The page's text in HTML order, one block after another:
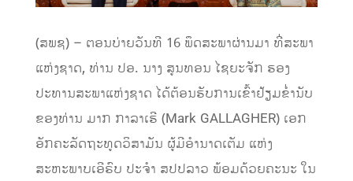
(ສພຊ) – ຕອນບ່າຍວັນທີ 16 ພຶດສະພາຜ່ານມາ ທີ່ສະພາ
ແຫ່ງຊາດ, ທ່ານ ປອ. ນາງ ສູນທອນ ໄຊຍະຈັກ ຮອງ
ປະທານສະພາແຫ່ງຊາດ ໄດ້ຕ້ອນຮັບການເຂົ້າຢ້ຽມຂໍ່ານັບ
ຂອງທ່ານ ມາກ ກາລາເຮີ (Mark GALLAGHER) ເອກ
ອັກຄະລັດຖະທູດວິສາມັນ ຜູ້ມີອຳນາດເຕັມ ແຫ່ງ
ສະຫະພາບເອີຣົບ ປະຈຳ ສປປລາວ ພ້ອມດ້ວຍຄະນະ ໃນ